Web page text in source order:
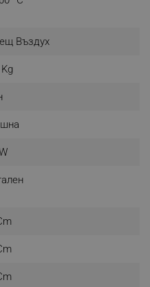
вашия Airfryer
рецепти и
и ваши любими
Въздух